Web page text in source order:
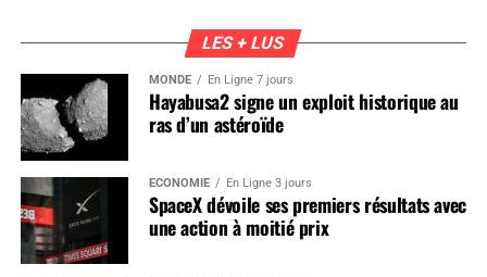
LES + LUS
MONDE En Ligne 7 jours
Hayabusa2 signe un exploit historique au
ras d’un astéroïde
ÉCONOMIE En Ligne 3 jours
SpaceX dévoile ses premiers résultats avec
une action à moitié prix